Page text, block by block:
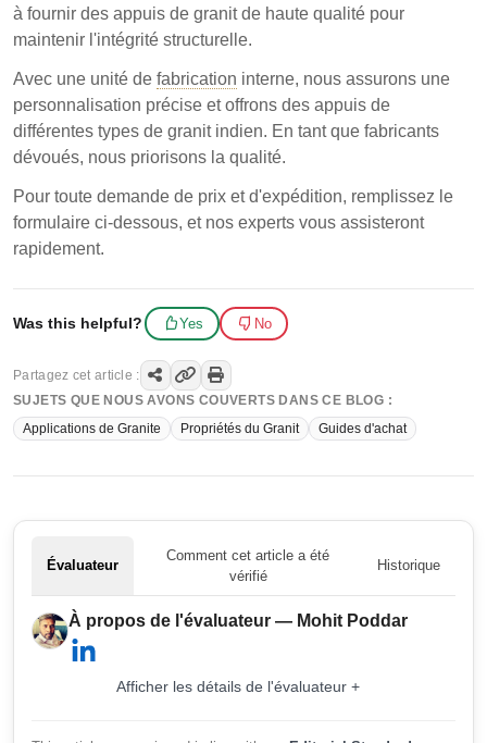
à fournir des appuis de granit de haute qualité pour
maintenir l'intégrité structurelle.
Avec une unité de fabrication interne, nous assurons une
personnalisation précise et offrons des appuis de
différentes types de granit indien. En tant que fabricants
dévoués, nous priorisons la qualité.
Pour toute demande de prix et d'expédition, remplissez le
formulaire ci-dessous, et nos experts vous assisteront
rapidement.
Was this helpful? Yes No
Partagez cet article :
SUJETS QUE NOUS AVONS COUVERTS DANS CE BLOG :
Applications de Granite
Propriétés du Granit Guides d'achat
Évaluateur
Comment cet article a été
vérifié
Historique
À propos de l'évaluateur — Mohit Poddar
Afficher les détails de l'évaluateur +